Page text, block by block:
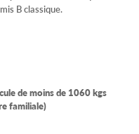
B classique.
de moins de 1060 kgs
familiale)